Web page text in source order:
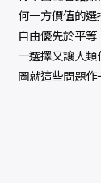
何一方價值的
自由優先於平
一選擇又讓人
圖就這些問題作